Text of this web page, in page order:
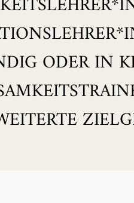
ODER IN